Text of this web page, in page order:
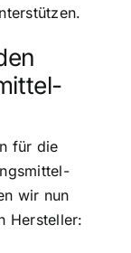
für die
wir nun
Hersteller: